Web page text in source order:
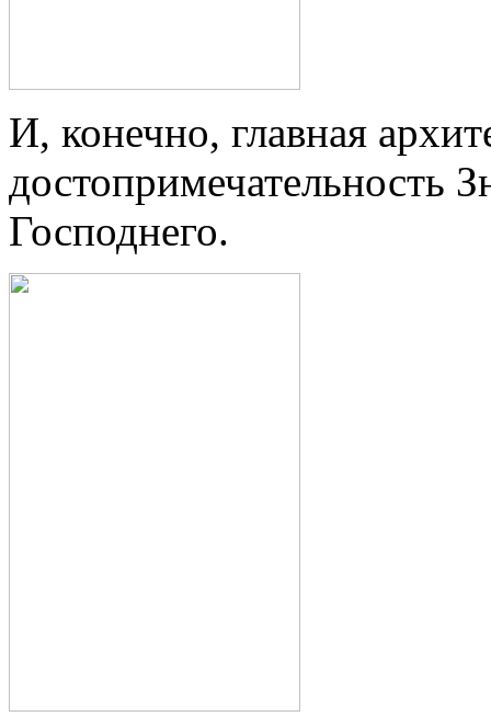
И, конечно, главная
достопримечательность
Господнего.